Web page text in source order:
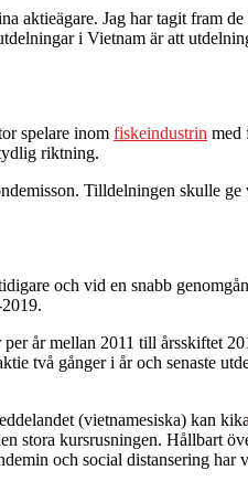
aktieägare. Jag har tagit fram
i Vietnam är att
spelare inom fiskeindustrin med
riktning.
Tilldelningen skulle
och vid en snabb
år mellan 2011 till årsskiftet
gånger i år och senaste
(vietnamesiska) kan kika
stora kursrusningen. Hållbart
och social distansering har